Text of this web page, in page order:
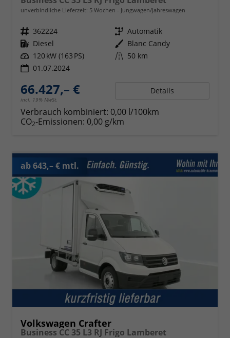
unverbindliche Lieferzeit: 5 Wochen Jungwagen/Jahreswagen
Fahrzeugnr. 362224 Getriebe Automatik
Kraftstoff Diesel Außenfarbe Blanc Candy
Leistung 120 kW (163 PS) Kilometerstand 50 km
01.07.2024
66.427,– €
incl. 19% MwSt.
Details
Verbrauch kombiniert: 0,00 l/100km
CO2-Emissionen: 0,00 g/km
ab 643,– € mtl.
Volkswagen Crafter
Business CC 35 L3 RJ Frigo Lamberet